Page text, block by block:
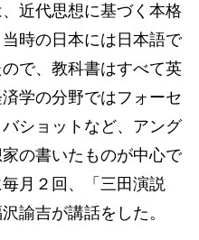
近代思想に基づく本格
時の日本には日本語で
で、教科書はすべて英
学の分野ではフォーセ
ショットなど、アング
の書いたものが中心で
月２回、「三田演説
諭吉が講話をした。